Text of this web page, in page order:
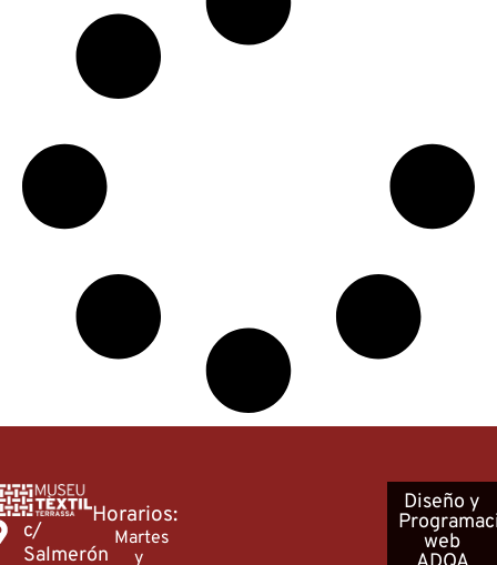
c/
Salmerón
Horarios:
Martes
y
Diseño y
web